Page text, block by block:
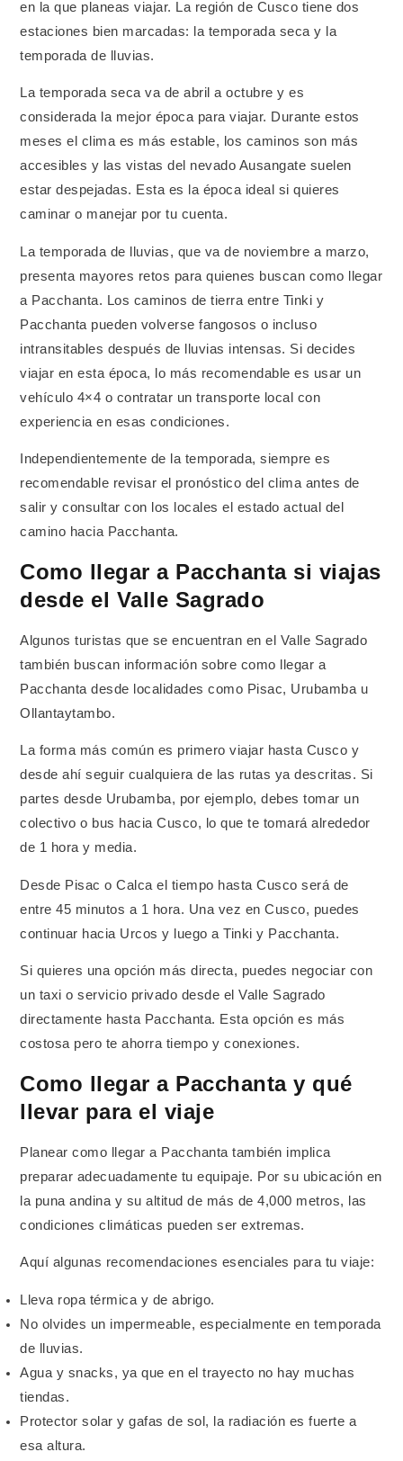
en la que planeas viajar. La región de Cusco tiene dos
estaciones bien marcadas: la temporada seca y la
temporada de lluvias.
La temporada seca va de abril a octubre y es
considerada la mejor época para viajar. Durante estos
meses el clima es más estable, los caminos son más
accesibles y las vistas del nevado Ausangate suelen
estar despejadas. Esta es la época ideal si quieres
caminar o manejar por tu cuenta.
La temporada de lluvias, que va de noviembre a marzo,
presenta mayores retos para quienes buscan como llegar
a Pacchanta. Los caminos de tierra entre Tinki y
Pacchanta pueden volverse fangosos o incluso
intransitables después de lluvias intensas. Si decides
viajar en esta época, lo más recomendable es usar un
vehículo 4×4 o contratar un transporte local con
experiencia en esas condiciones.
Independientemente de la temporada, siempre es
recomendable revisar el pronóstico del clima antes de
salir y consultar con los locales el estado actual del
camino hacia Pacchanta.
Como llegar a Pacchanta si viajas
desde el Valle Sagrado
Algunos turistas que se encuentran en el Valle Sagrado
también buscan información sobre como llegar a
Pacchanta desde localidades como Pisac, Urubamba u
Ollantaytambo.
La forma más común es primero viajar hasta Cusco y
desde ahí seguir cualquiera de las rutas ya descritas. Si
partes desde Urubamba, por ejemplo, debes tomar un
colectivo o bus hacia Cusco, lo que te tomará alrededor
de 1 hora y media.
Desde Pisac o Calca el tiempo hasta Cusco será de
entre 45 minutos a 1 hora. Una vez en Cusco, puedes
continuar hacia Urcos y luego a Tinki y Pacchanta.
Si quieres una opción más directa, puedes negociar con
un taxi o servicio privado desde el Valle Sagrado
directamente hasta Pacchanta. Esta opción es más
costosa pero te ahorra tiempo y conexiones.
Como llegar a Pacchanta y qué
llevar para el viaje
Planear como llegar a Pacchanta también implica
preparar adecuadamente tu equipaje. Por su ubicación en
la puna andina y su altitud de más de 4,000 metros, las
condiciones climáticas pueden ser extremas.
Aquí algunas recomendaciones esenciales para tu viaje:
Lleva ropa térmica y de abrigo.
No olvides un impermeable, especialmente en temporada
de lluvias.
Agua y snacks, ya que en el trayecto no hay muchas
tiendas.
Protector solar y gafas de sol, la radiación es fuerte a
esa altura.